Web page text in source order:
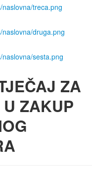
treca.png
druga.png
sesta.png
ZA
ZAKUP